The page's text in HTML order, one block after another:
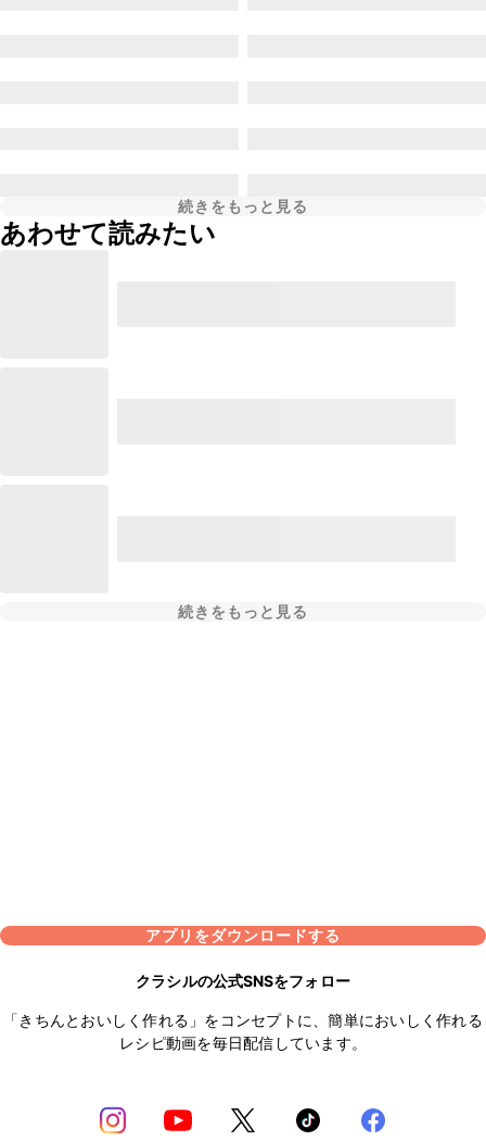
続きをもっと見る
あわせて読みたい
続きをもっと見る
アプリをダウンロードする
クラシルの公式SNSをフォロー
「きちんとおいしく作れる」をコンセプトに、簡単においしく作れる
レシピ動画を毎日配信しています。